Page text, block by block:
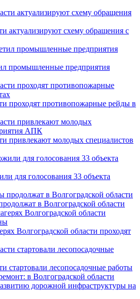
актуализируют схему обращения с
промышленные предприятия
проходят противопожарные рейды в
привлекают молодых специалистов
для голосования 33 объекта
в Волгоградской области
Волгоградской области проходят
стартовали лесопосадочные работы